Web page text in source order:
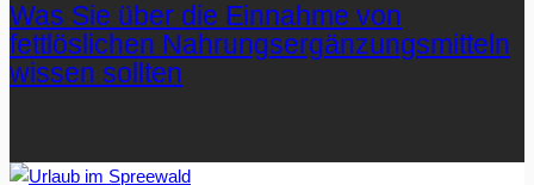
Was Sie über die Einnahme von
fettlöslichen Nahrungsergänzungsmitteln
wissen sollten